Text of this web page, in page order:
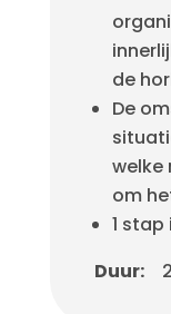
de
De
welke
om
1
Duur: